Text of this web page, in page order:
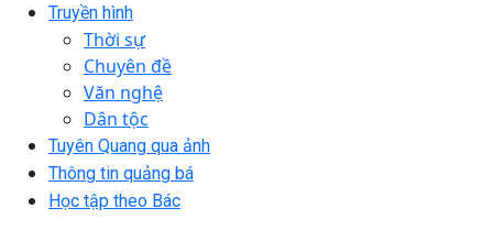
Truyền hình
Thời sự
Chuyên đề
Văn nghệ
Dân tộc
Tuyên Quang qua ảnh
Thông tin quảng bá
Học tập theo Bác